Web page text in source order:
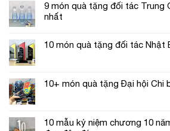
9 món quà tặng đối tác Trung
nhất
10 món quà tặng đối tác Nhật
10+ món quà tặng Đại hội Chi
10 mẫu kỷ niệm chương 10